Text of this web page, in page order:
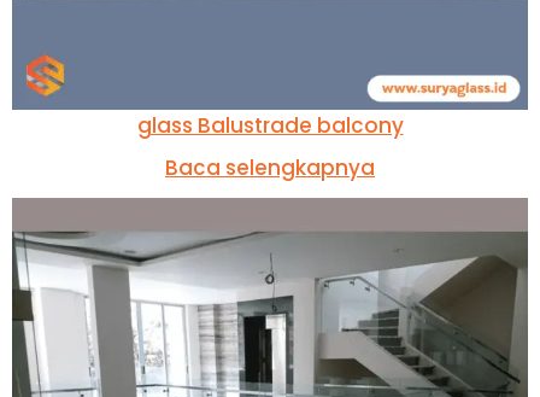
glass Balustrade balcony
Baca selengkapnya